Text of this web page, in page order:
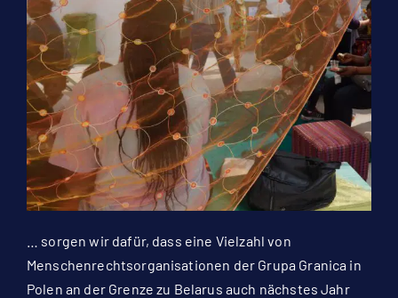
… sorgen wir dafür, dass eine Vielzahl von
Menschenrechtsorganisationen der Grupa Granica in
Polen an der Grenze zu Belarus auch nächstes Jahr